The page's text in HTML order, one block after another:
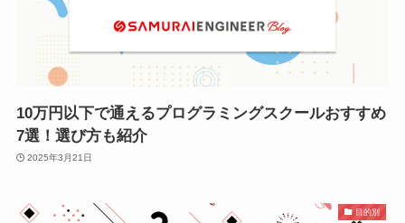
10万円以下で通えるプログラミングスクールおすすめ
7選！選び方も紹介
2025年3月21日
目的別